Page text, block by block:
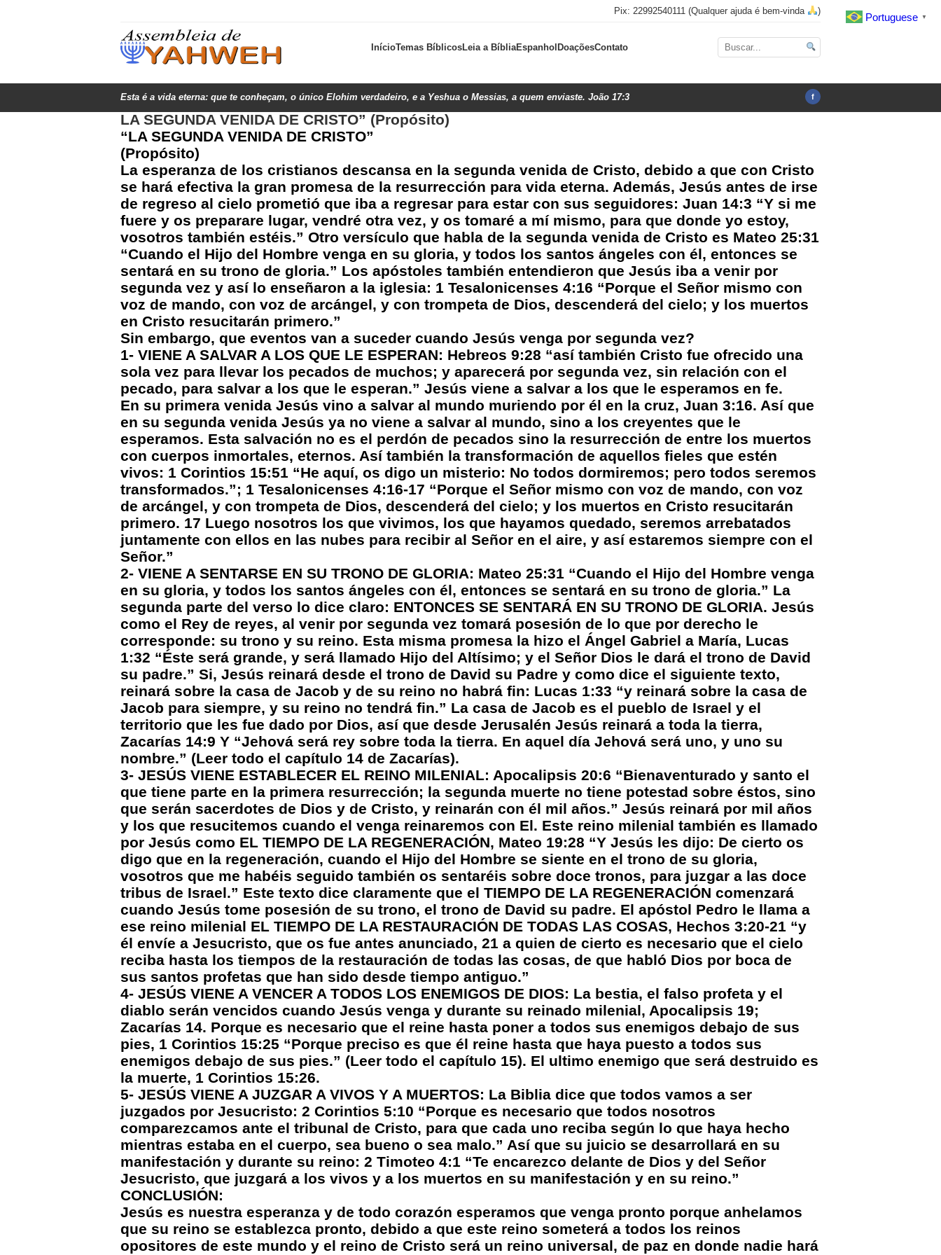
Pix: 22992540111 (Qualquer ajuda é bem-vinda )
InícioTemas BíblicosLeia a BíbliaEspanholDoaçõesContato
Esta é a vida eterna: que te conheçam, o único Elohim verdadeiro, e a Yeshua o Messias, a quem enviaste. João 17:3 f
LA SEGUNDA VENIDA DE CRISTO” (Propósito)
“LA SEGUNDA VENIDA DE CRISTO”
(Propósito)
La esperanza de los cristianos descansa en la segunda venida de Cristo, debido a que con Cristo
se hará efectiva la gran promesa de la resurrección para vida eterna. Además, Jesús antes de irse
de regreso al cielo prometió que iba a regresar para estar con sus seguidores: Juan 14:3 “Y si me
fuere y os preparare lugar, vendré otra vez, y os tomaré a mí mismo, para que donde yo estoy,
vosotros también estéis.” Otro versículo que habla de la segunda venida de Cristo es Mateo 25:31
“Cuando el Hijo del Hombre venga en su gloria, y todos los santos ángeles con él, entonces se
sentará en su trono de gloria.” Los apóstoles también entendieron que Jesús iba a venir por
segunda vez y así lo enseñaron a la iglesia: 1 Tesalonicenses 4:16 “Porque el Señor mismo con
voz de mando, con voz de arcángel, y con trompeta de Dios, descenderá del cielo; y los muertos
en Cristo resucitarán primero.”
Sin embargo, que eventos van a suceder cuando Jesús venga por segunda vez?
1- VIENE A SALVAR A LOS QUE LE ESPERAN: Hebreos 9:28 “así también Cristo fue ofrecido una
sola vez para llevar los pecados de muchos; y aparecerá por segunda vez, sin relación con el
pecado, para salvar a los que le esperan.” Jesús viene a salvar a los que le esperamos en fe.
En su primera venida Jesús vino a salvar al mundo muriendo por él en la cruz, Juan 3:16. Así que
en su segunda venida Jesús ya no viene a salvar al mundo, sino a los creyentes que le
esperamos. Esta salvación no es el perdón de pecados sino la resurrección de entre los muertos
con cuerpos inmortales, eternos. Así también la transformación de aquellos fieles que estén
vivos: 1 Corintios 15:51 “He aquí, os digo un misterio: No todos dormiremos; pero todos seremos
transformados.”; 1 Tesalonicenses 4:16-17 “Porque el Señor mismo con voz de mando, con voz
de arcángel, y con trompeta de Dios, descenderá del cielo; y los muertos en Cristo resucitarán
primero. 17 Luego nosotros los que vivimos, los que hayamos quedado, seremos arrebatados
juntamente con ellos en las nubes para recibir al Señor en el aire, y así estaremos siempre con el
Señor.”
2- VIENE A SENTARSE EN SU TRONO DE GLORIA: Mateo 25:31 “Cuando el Hijo del Hombre venga
en su gloria, y todos los santos ángeles con él, entonces se sentará en su trono de gloria.” La
segunda parte del verso lo dice claro: ENTONCES SE SENTARÁ EN SU TRONO DE GLORIA. Jesús
como el Rey de reyes, al venir por segunda vez tomará posesión de lo que por derecho le
corresponde: su trono y su reino. Esta misma promesa la hizo el Ángel Gabriel a María, Lucas
1:32 “Éste será grande, y será llamado Hijo del Altísimo; y el Señor Dios le dará el trono de David
su padre.” Si, Jesús reinará desde el trono de David su Padre y como dice el siguiente texto,
reinará sobre la casa de Jacob y de su reino no habrá fin: Lucas 1:33 “y reinará sobre la casa de
Jacob para siempre, y su reino no tendrá fin.” La casa de Jacob es el pueblo de Israel y el
territorio que les fue dado por Dios, así que desde Jerusalén Jesús reinará a toda la tierra,
Zacarías 14:9 Y “Jehová será rey sobre toda la tierra. En aquel día Jehová será uno, y uno su
nombre.” (Leer todo el capítulo 14 de Zacarías).
3- JESÚS VIENE ESTABLECER EL REINO MILENIAL: Apocalipsis 20:6 “Bienaventurado y santo el
que tiene parte en la primera resurrección; la segunda muerte no tiene potestad sobre éstos, sino
que serán sacerdotes de Dios y de Cristo, y reinarán con él mil años.” Jesús reinará por mil años
y los que resucitemos cuando el venga reinaremos con El. Este reino milenial también es llamado
por Jesús como EL TIEMPO DE LA REGENERACIÓN, Mateo 19:28 “Y Jesús les dijo: De cierto os
digo que en la regeneración, cuando el Hijo del Hombre se siente en el trono de su gloria,
vosotros que me habéis seguido también os sentaréis sobre doce tronos, para juzgar a las doce
tribus de Israel.” Este texto dice claramente que el TIEMPO DE LA REGENERACIÓN comenzará
cuando Jesús tome posesión de su trono, el trono de David su padre. El apóstol Pedro le llama a
ese reino milenial EL TIEMPO DE LA RESTAURACIÓN DE TODAS LAS COSAS, Hechos 3:20-21 “y
él envíe a Jesucristo, que os fue antes anunciado, 21 a quien de cierto es necesario que el cielo
reciba hasta los tiempos de la restauración de todas las cosas, de que habló Dios por boca de
sus santos profetas que han sido desde tiempo antiguo.”
4- JESÚS VIENE A VENCER A TODOS LOS ENEMIGOS DE DIOS: La bestia, el falso profeta y el
diablo serán vencidos cuando Jesús venga y durante su reinado milenial, Apocalipsis 19;
Zacarías 14. Porque es necesario que el reine hasta poner a todos sus enemigos debajo de sus
pies, 1 Corintios 15:25 “Porque preciso es que él reine hasta que haya puesto a todos sus
enemigos debajo de sus pies.” (Leer todo el capítulo 15). El ultimo enemigo que será destruido es
la muerte, 1 Corintios 15:26.
5- JESÚS VIENE A JUZGAR A VIVOS Y A MUERTOS: La Biblia dice que todos vamos a ser
juzgados por Jesucristo: 2 Corintios 5:10 “Porque es necesario que todos nosotros
comparezcamos ante el tribunal de Cristo, para que cada uno reciba según lo que haya hecho
mientras estaba en el cuerpo, sea bueno o sea malo.” Así que su juicio se desarrollará en su
manifestación y durante su reino: 2 Timoteo 4:1 “Te encarezco delante de Dios y del Señor
Jesucristo, que juzgará a los vivos y a los muertos en su manifestación y en su reino.”
CONCLUSIÓN:
Jesús es nuestra esperanza y de todo corazón esperamos que venga pronto porque anhelamos
que su reino se establezca pronto, debido a que este reino someterá a todos los reinos
opositores de este mundo y el reino de Cristo será un reino universal, de paz en donde nadie hará
Portuguese ▼